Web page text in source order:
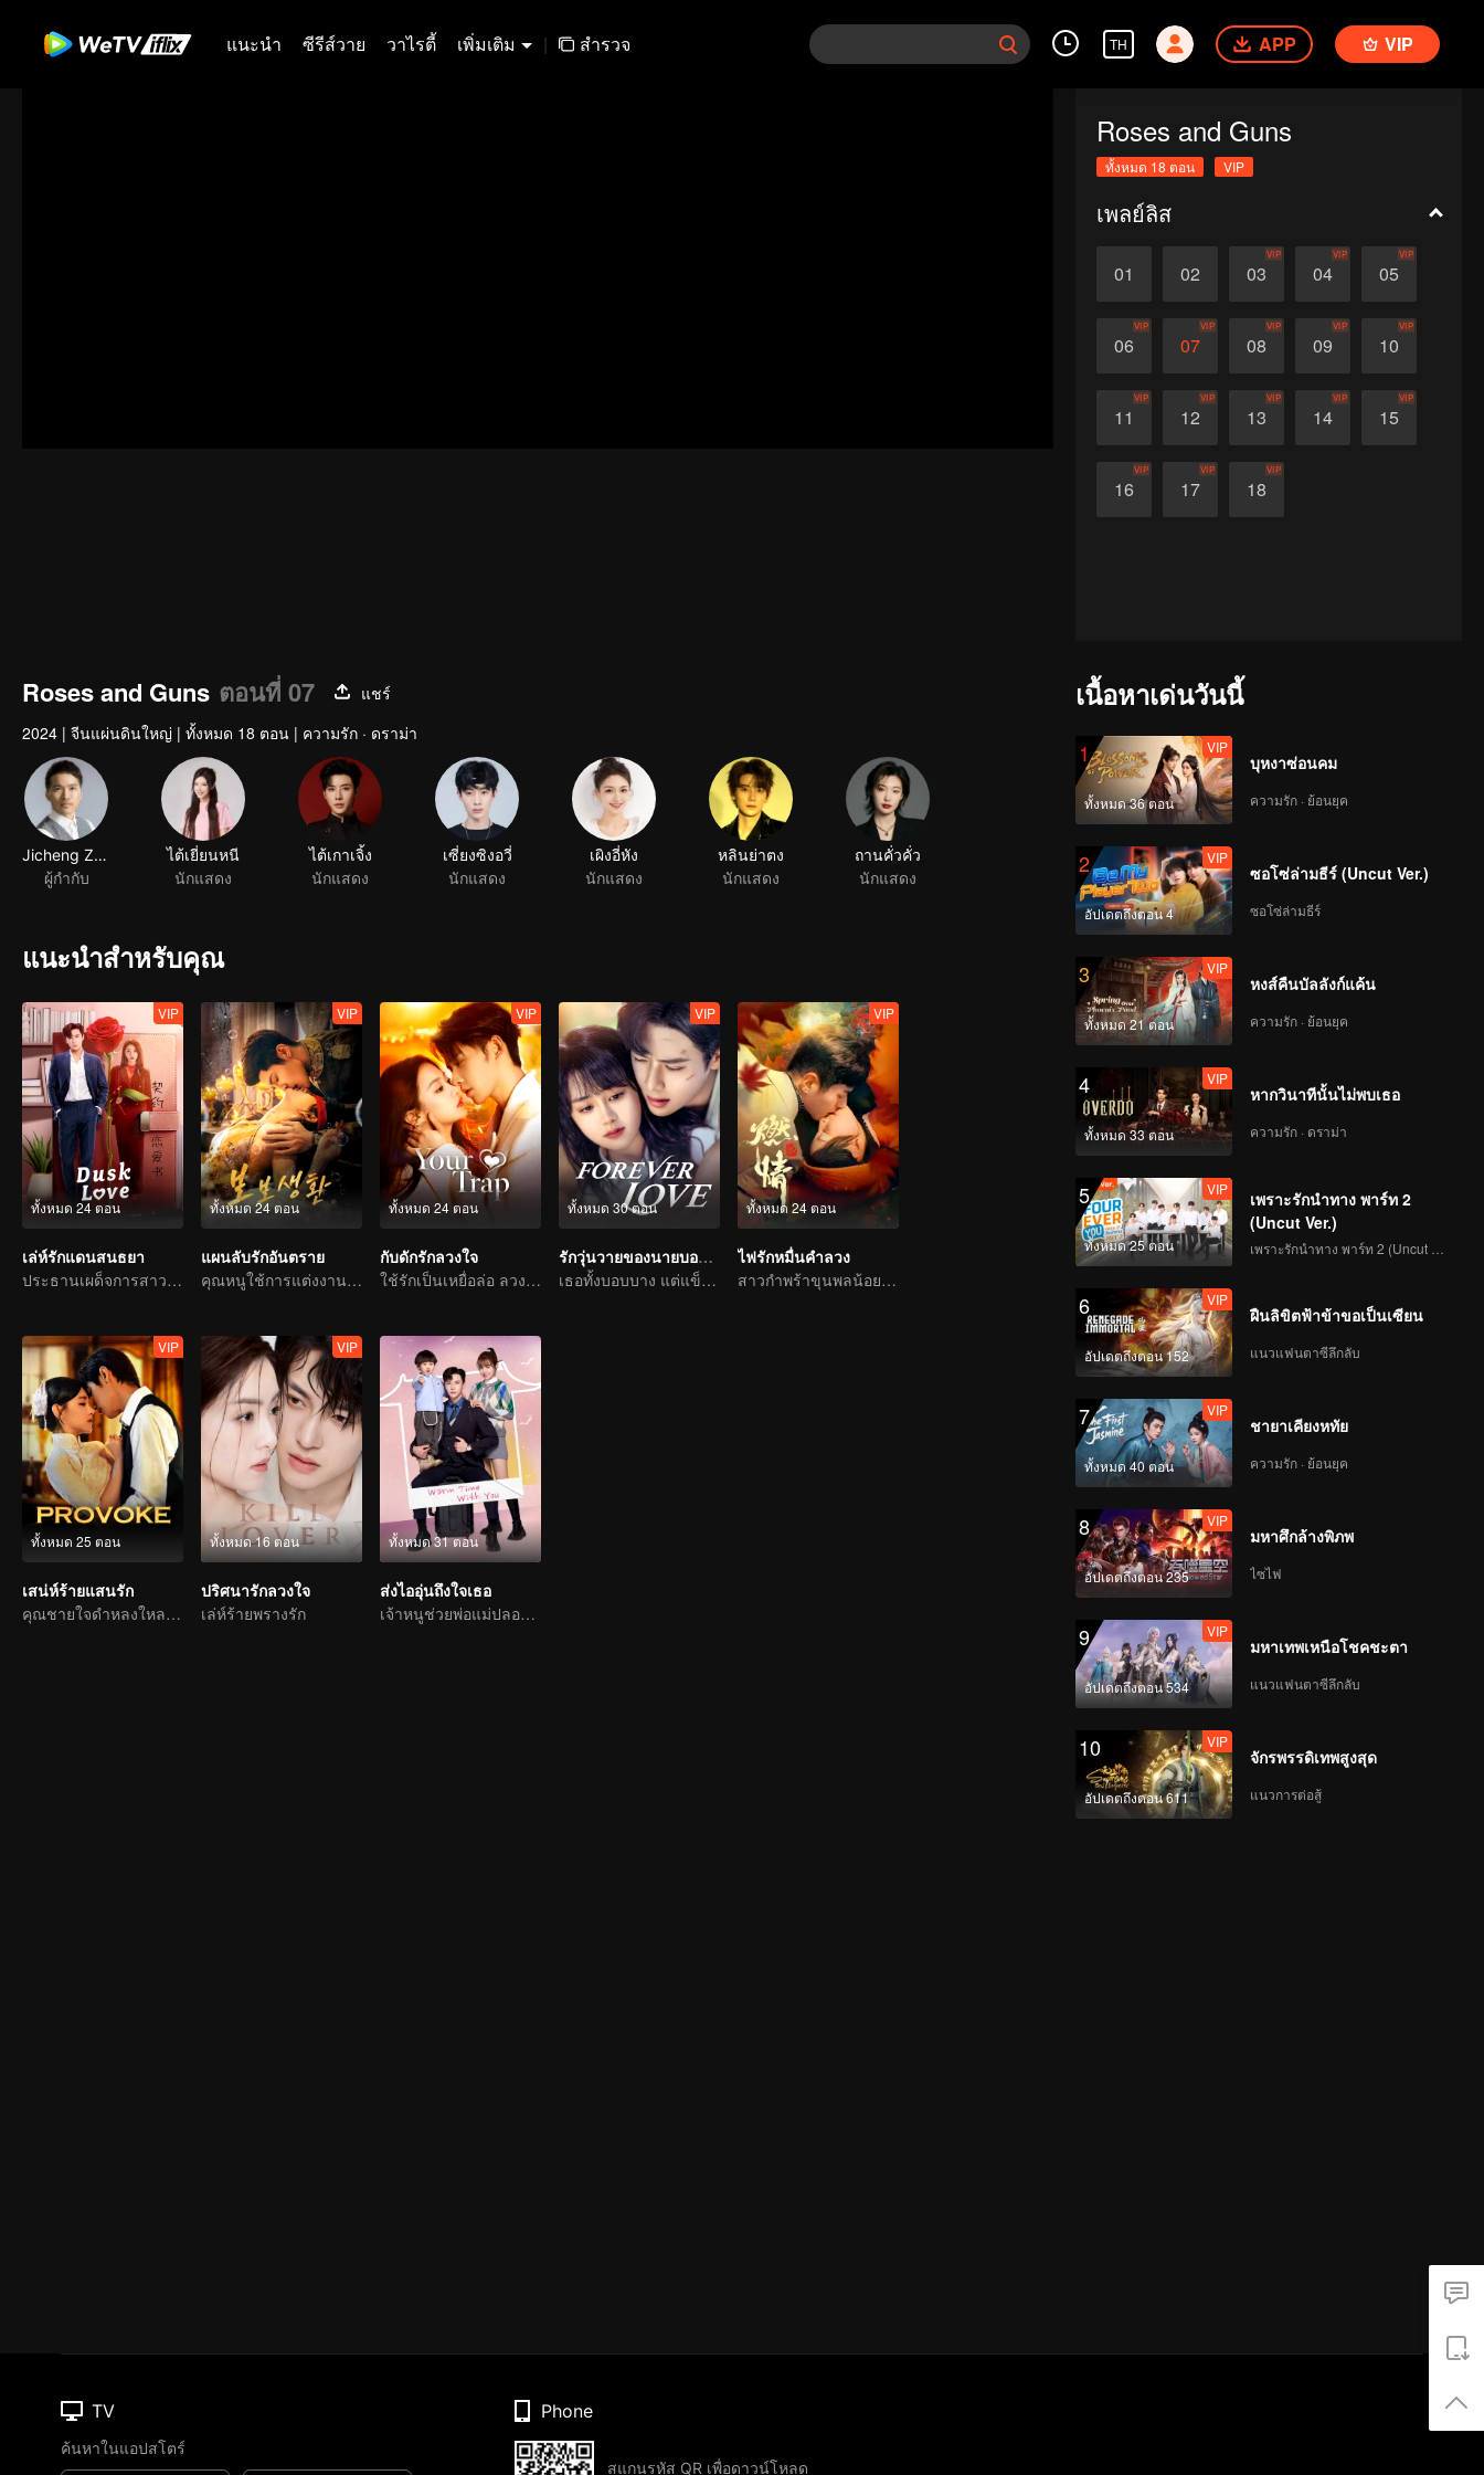
แนะนำ ซีรีส์วาย วาไรตี้ เพิ่มเติม | สำรวจ TH APP VIP
Roses and Guns
ทั้งหมด 18 ตอน VIP
เพลย์ลิส
01 02 03
VIP
04
VIP
05
VIP
06
VIP
07
VIP
08
VIP
09
VIP
10
VIP
11
VIP
12
VIP
13
VIP
14
VIP
15
VIP
16
VIP
17
VIP
18
VIP
Roses and Guns ตอนที่ 07
แชร์
2024 | จีนแผ่นดินใหญ่ | ทั้งหมด 18 ตอน | ความรัก · ดราม่า
Jicheng Zou
ผู้กำกับ
ไต้เยี่ยนหนี
นักแสดง
ไต้เกาเจิ้ง
นักแสดง
เซี่ยงซิงอวี่
นักแสดง
เผิงอี่หัง
นักแสดง
หลินย่าตง
นักแสดง
ถานคั่วคั่ว
นักแสดง
แนะนำสำหรับคุณ
ทั้งหมด 24 ตอน
VIP
เล่ห์รักแดนสนธยา
ประธานเผด็จการสาวตกหลุมพรางสัญญารัก
ทั้งหมด 24 ตอน
VIP
แผนลับรักอันตราย
คุณหนูใช้การแต่งงานกับตระกูลใหญ่เป็นเหยื่อล่อเพื่อล้างแค้น
ทั้งหมด 24 ตอน
VIP
กับดักรักลวงใจ
ใช้รักเป็นเหยื่อล่อ ลวงคุณให้ติดกับแสนล้ำลึก
ทั้งหมด 30 ตอน
VIP
รักวุ่นวายของนายบอดี้การ์ด
เธอทั้งบอบบาง แต่แข็งแกร่ง
ทั้งหมด 24 ตอน
VIP
ไฟรักหมื่นคำลวง
สาวกำพร้าขุนพลน้อยรักทรหดสุดฤทธิ์
ทั้งหมด 25 ตอน
VIP
เสน่ห์ร้ายแสนรัก
คุณชายใจดำหลงใหลนักร้องสาวลึกลับ
ทั้งหมด 16 ตอน
VIP
ปริศนารักลวงใจ
เล่ห์ร้ายพรางรัก
ทั้งหมด 31 ตอน
ส่งไออุ่นถึงใจเธอ
เจ้าหนูช่วยพ่อแม่ปลอม ๆ แกล้งหลอกแต่รักจริง
เนื้อหาเด่นวันนี้
1
ทั้งหมด 36 ตอน
VIP
บุหงาซ่อนคม
ความรัก · ย้อนยุค
2
อัปเดตถึงตอน 4
VIP
ซอโซ่ล่ามธีร์ (Uncut Ver.)
ซอโซ่ล่ามธีร์
3
ทั้งหมด 21 ตอน
VIP
หงส์คืนบัลลังก์แค้น
ความรัก · ย้อนยุค
4
ทั้งหมด 33 ตอน
VIP
หากวินาทีนั้นไม่พบเธอ
ความรัก · ดราม่า
5
ทั้งหมด 25 ตอน
VIP
เพราะรักนำทาง พาร์ท 2
(Uncut Ver.)
6
อัปเดตถึงตอน 152
VIP
ฝืนลิขิตฟ้าข้าขอเป็นเซียน
แนวแฟนตาซีลึกลับ
7
ทั้งหมด 40 ตอน
VIP
ชายาเคียงหทัย
ความรัก · ย้อนยุค
8
อัปเดตถึงตอน 235
VIP
มหาศึกล้างพิภพ
ไซไฟ
9
อัปเดตถึงตอน 534
VIP
มหาเทพเหนือโชคชะตา
แนวแฟนตาซีลึกลับ
10
อัปเดตถึงตอน 611
VIP
จักรพรรดิเทพสูงสุด
แนวการต่อสู้
TV
ค้นหาในแอปสโตร์
Phone
สแกนรหัส QR เพื่อดาวน์โหลด